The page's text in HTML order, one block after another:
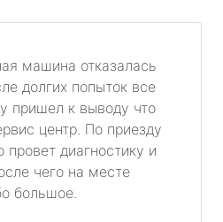
машина отказалась
долгих попыток все
пришел к выводу что
центр. По приезду
провет диагностику и
чего на месте
большое.